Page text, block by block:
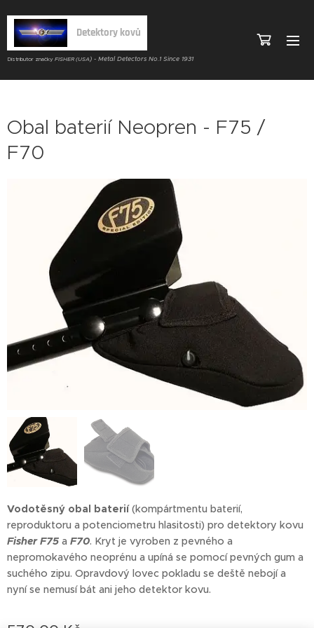
Detektory kovů
Distributor značky FISHER (USA) - Metal Detectors No.1 Since 1931
Obal baterií Neopren - F75 /
F70
Vodotěsný obal baterií(kompártmentu baterií,
reproduktoru a potenciometru hlasitosti) pro detektory kovu
Fisher F75 a F70. Kryt je vyroben z pevného a
nepromokavého neoprénu a upíná se pomocí pevných gum a
suchého zipu. Opravdový lovec pokladu se deště nebojí a
nyní se nemusí bát ani jeho detektor kovu.